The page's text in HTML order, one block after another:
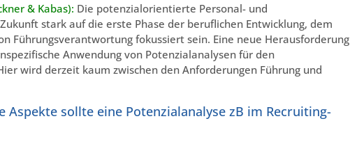
& Kabas): Die potenzialorientierte Personal- und
stark auf die erste Phase der beruflichen Entwicklung, dem
Führungsverantwortung fokussiert sein. Eine neue Herausforderung
Anwendung von Potenzialanalysen für den
wird derzeit kaum zwischen den Anforderungen Führung und
Aspekte sollte eine Potenzialanalyse zB im Recruiting-